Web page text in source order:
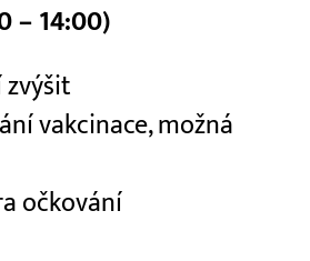
– 14:00)
zvýšit
vakcinace, možná
očkování